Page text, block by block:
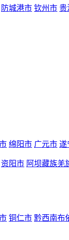
防城港市 钦州市 贵
绵阳市 广元市 遂
资阳市 阿坝藏族羌
铜仁市 黔西南布